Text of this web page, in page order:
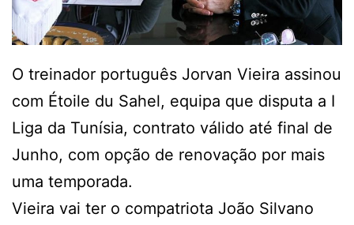
O treinador português Jorvan Vieira assinou
com Étoile du Sahel, equipa que disputa a I
Liga da Tunísia, contrato válido até final de
Junho, com opção de renovação por mais
uma temporada.
Vieira vai ter o compatriota João Silvano